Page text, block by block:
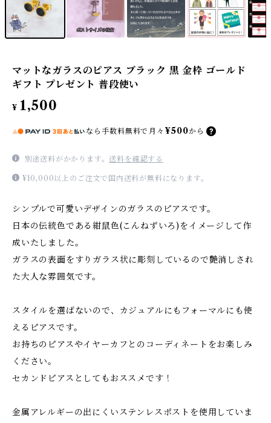
マットなガラスのピアス ブラック 黒 金枠 ゴールド
ギフト プレゼント 普段使い
¥ 1,500
なら 手数料無料で 月々 ¥500から
別途送料がかかります。送料を確認する
¥10,000以上のご注文で国内送料が無料になります。
シンプルで可愛いデザインのガラスのピアスです。
日本の伝統色である紺鼠色(こんねずいろ)をイメージして作
成いたしました。
ガラスの表面をすりガラス状に彫刻しているので艶消しされ
た大人な雰囲気です。
スタイルを選ばないので、カジュアルにもフォーマルにも使
えるピアスです。
お持ちのピアスやイヤーカフとのコーディネートをお楽しみ
ください。
セカンドピアスとしてもおススメです！
金属アレルギーの出にくいステンレスポストを使用していま